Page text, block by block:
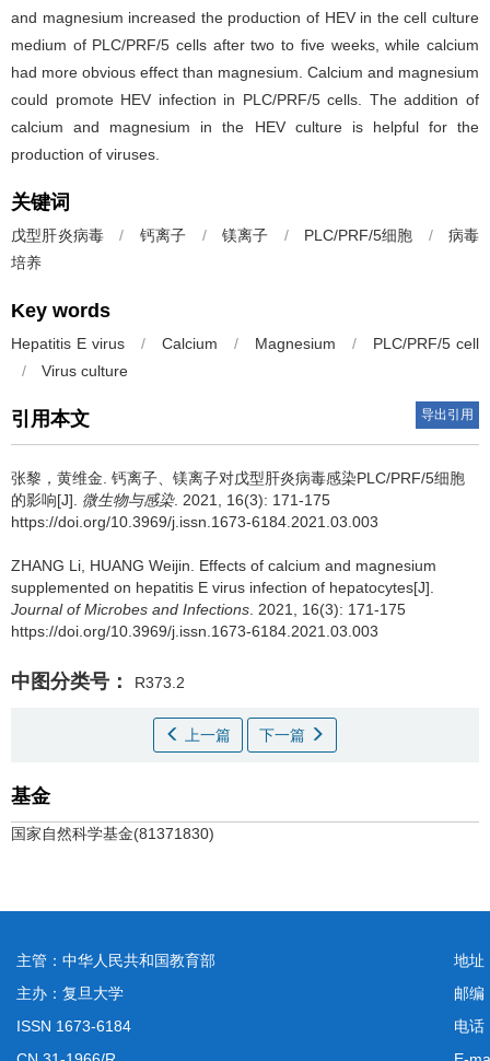
and magnesium increased the production of HEV in the cell culture
medium of PLC/PRF/5 cells after two to five weeks, while calcium
had more obvious effect than magnesium. Calcium and magnesium
could promote HEV infection in PLC/PRF/5 cells. The addition of
calcium and magnesium in the HEV culture is helpful for the
production of viruses.
关键词
戊型肝炎病毒 / 钙离子 / 镁离子 / PLC/PRF/5细胞 /
病毒
培养
Key words
Hepatitis E virus / Calcium / Magnesium /
PLC/PRF/5 cell
/
Virus culture
引用本文 导出引用
张黎，黄维金. 钙离子、镁离子对戊型肝炎病毒感染PLC/PRF/5细胞
的影响[J]. 微生物与感染. 2021, 16(3): 171-175
https://doi.org/10.3969/j.issn.1673-6184.2021.03.003
ZHANG Li, HUANG Weijin. Effects of calcium and magnesium
supplemented on hepatitis E virus infection of hepatocytes[J].
Journal of Microbes and Infections . 2021, 16(3): 171-175
https://doi.org/10.3969/j.issn.1673-6184.2021.03.003
中图分类号： R373.2
上一篇 下一篇
基金
国家自然科学基金(81371830)
主管：中华人民共和国教育部
主办：复旦大学
ISSN 1673-6184
地
邮
电